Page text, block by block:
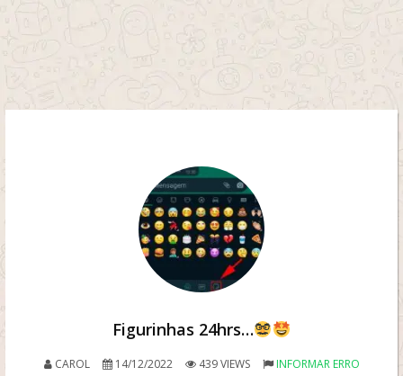
Figurinhas 24hrs…
CAROL 14/12/2022 439 VIEWS INFORMAR ERRO